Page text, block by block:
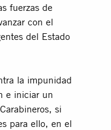
fuerzas de
con el
del Estado
la impunidad
e iniciar un
si
para ello, en el